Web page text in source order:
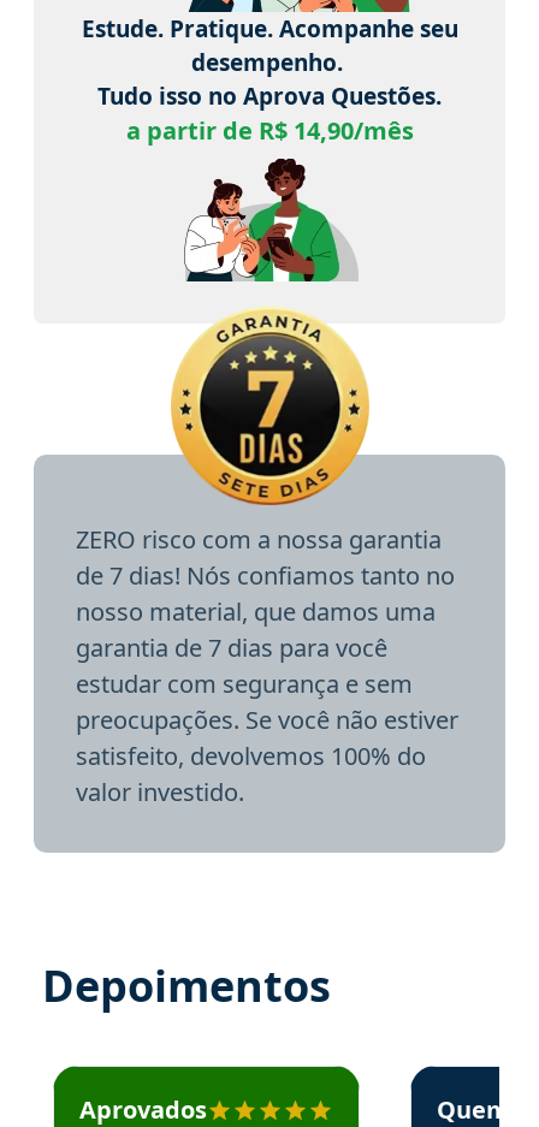
Estude. Pratique. Acompanhe seu
desempenho.
Tudo isso no Aprova Questões.
a partir de R$ 14,90/mês
ZERO risco com a nossa garantia
de 7 dias! Nós confiamos tanto no
nosso material, que damos uma
garantia de 7 dias para você
estudar com segurança e sem
preocupações. Se você não estiver
satisfeito, devolvemos 100% do
valor investido.
Depoimentos
Estudante José recomenda o Aprova Concursos em
Aprovados
Estudante
Quem